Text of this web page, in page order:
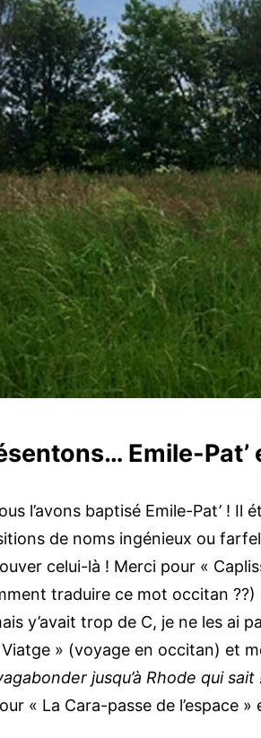
Emile-Pat’
l’avons baptisé Emile-Pat’ !
de noms ingénieux ou
celui-là ! Merci pour «
traduire ce mot occitan
y’avait trop de C, je ne les
» (voyage en occitan) et
jusqu’à Rhode qui sait
« La Cara-passe de l’espace